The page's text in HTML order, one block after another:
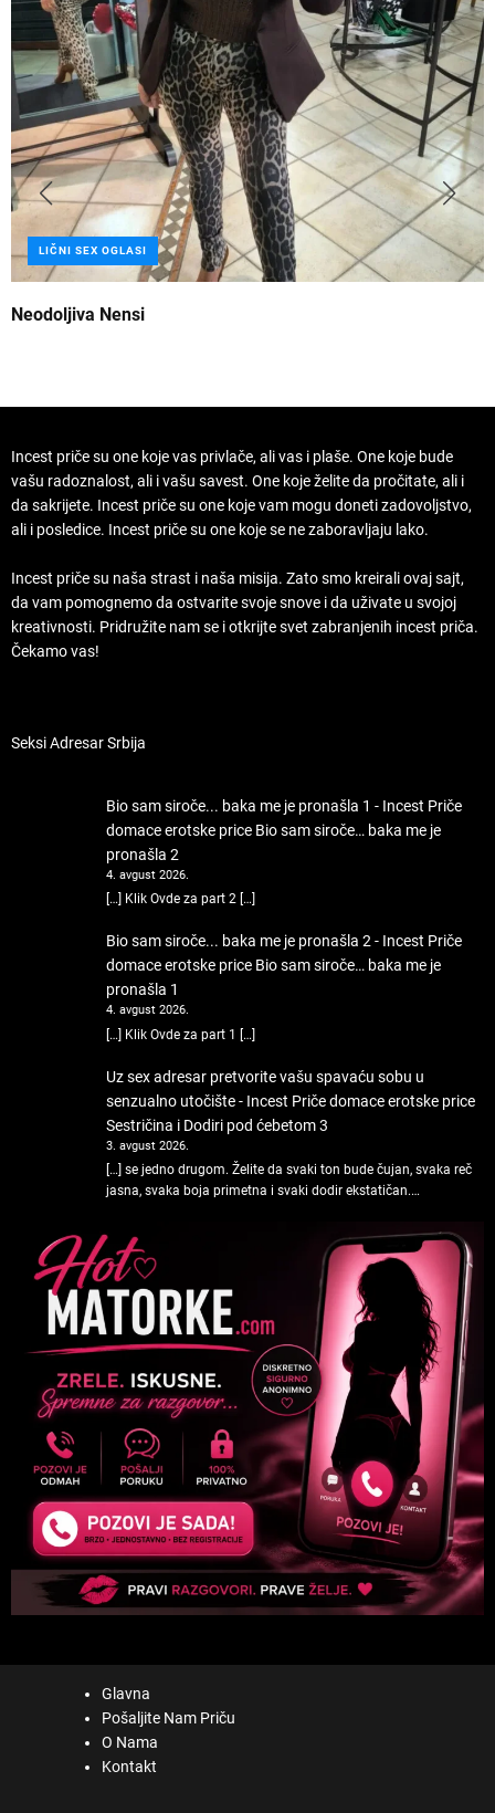
LIČNI SEX OGLASI
Neodoljiva Nensi
Incest priče su one koje vas privlače, ali vas i plaše. One koje bude
vašu radoznalost, ali i vašu savest. One koje želite da pročitate, ali i
da sakrijete. Incest priče su one koje vam mogu doneti zadovoljstvo,
ali i posledice. Incest priče su one koje se ne zaboravljaju lako.
Incest priče su naša strast i naša misija. Zato smo kreirali ovaj sajt,
da vam pomognemo da ostvarite svoje snove i da uživate u svojoj
kreativnosti. Pridružite nam se i otkrijte svet zabranjenih incest priča.
Čekamo vas!
Seksi Adresar Srbija
Bio sam siroče... baka me je pronašla 1 - Incest Priče
domace erotske price Bio sam siroče… baka me je
pronašla 2
4. avgust 2026.
[…] Klik Ovde za part 2 […]
Bio sam siroče... baka me je pronašla 2 - Incest Priče
domace erotske price Bio sam siroče… baka me je
pronašla 1
4. avgust 2026.
[…] Klik Ovde za part 1 […]
Uz sex adresar pretvorite vašu spavaću sobu u
senzualno utočište - Incest Priče domace erotske price
Sestričina i Dodiri pod ćebetom 3
3. avgust 2026.
[…] se jedno drugom. Želite da svaki ton bude čujan, svaka reč
jasna, svaka boja primetna i svaki dodir ekstatičan.…
Glavna
Pošaljite Nam Priču
O Nama
Kontakt